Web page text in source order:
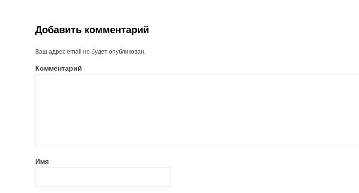
Добавить комментарий
Ваш адрес email не будет опубликован.
Комментарий
Имя